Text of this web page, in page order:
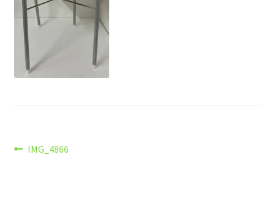
Navigazione
Articolo
IMG_4866